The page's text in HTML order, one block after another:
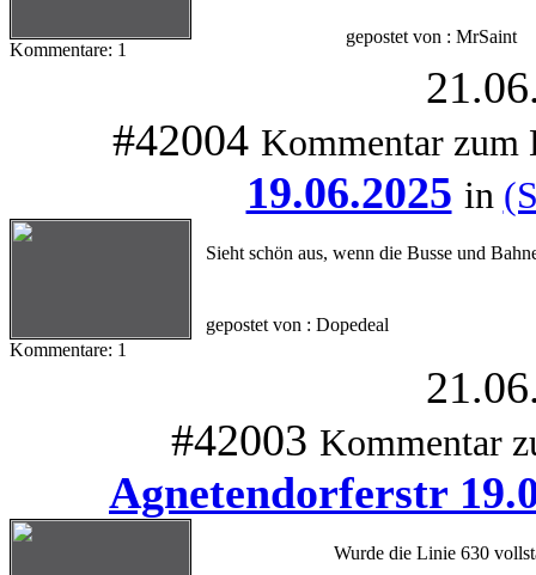
Kommentare: 1
gepostet von : MrSaint
#42004 Kommentar zum
19.06.2025 in
Kommentare: 1
Sieht schön aus, wenn die Busse und
gepostet von : Dopedeal
#42003 Kommentar
Agnetendorferstr
Wurde die Linie 630